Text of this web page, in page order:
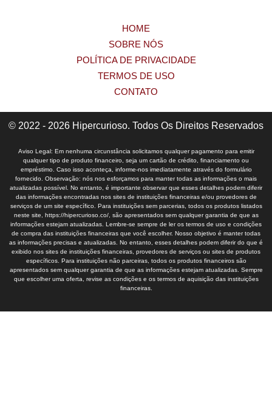
HOME
SOBRE NÓS
POLÍTICA DE PRIVACIDADE
TERMOS DE USO
CONTATO
© 2022 - 2026 Hipercurioso. Todos Os Direitos Reservados
Aviso Legal: Em nenhuma circunstância solicitamos qualquer pagamento para emitir
qualquer tipo de produto financeiro, seja um cartão de crédito, financiamento ou
empréstimo. Caso isso aconteça, informe-nos imediatamente através do formulário
fornecido. Observação: nós nos esforçamos para manter todas as informações o mais
atualizadas possível. No entanto, é importante observar que esses detalhes podem diferir
das informações encontradas nos sites de instituições financeiras e/ou provedores de
serviços de um site específico. Para instituições sem parcerias, todos os produtos listados
neste site, https://hipercurioso.co/, são apresentados sem qualquer garantia de que as
informações estejam atualizadas. Lembre-se sempre de ler os termos de uso e condições
de compra das instituições financeiras que você escolher. Nosso objetivo é manter todas
as informações precisas e atualizadas. No entanto, esses detalhes podem diferir do que é
exibido nos sites de instituições financeiras, provedores de serviços ou sites de produtos
específicos. Para instituições não parceiras, todos os produtos financeiros são
apresentados sem qualquer garantia de que as informações estejam atualizadas. Sempre
que escolher uma oferta, revise as condições e os termos de aquisição das instituições
financeiras.